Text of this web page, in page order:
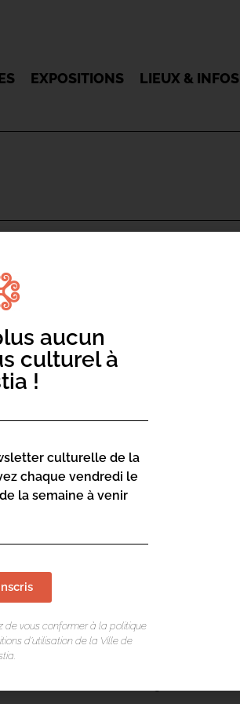
EXPOSITIONS LIEUX & INFOS
DE LUPINU
musicale ! DJ set
petite
le quartier
aucun
culturel à
!
culturelle de la
chaque vendredi le
la semaine à venir
de vous conformer à la politique
d’utilisation de la Ville de